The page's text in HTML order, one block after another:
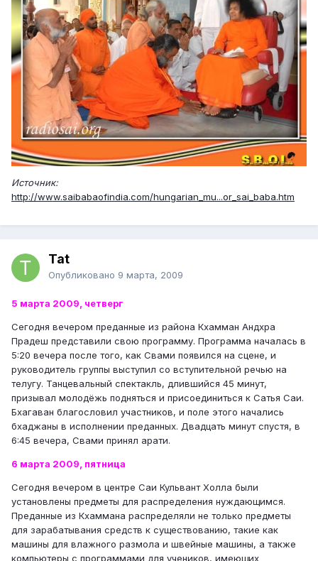
Источник:
http://www.saibabaofindia.com/hungarian_mu...or_sai_baba.htm
Tat
Опубликовано 9 марта, 2009
5 марта 2009, четверг
Сегодня вечером преданные из района Кхамман Андхра
Прадеш представили свою программу. Программа началась в
5:20 вечера после того, как Свами появился на сцене, и
руководитель группы выступил со вступительной речью на
телугу. Танцевальный спектакль, длившийся 45 минут,
призывал молодёжь подняться и присоединиться к Сатья Саи.
Бхагаван благословил участников, и поле этого начались
бхаджаны в исполнении преданных. Двадцать минут спустя, в
6:45 вечера, Свами принял арати.
6 марта 2009, пятница
Сегодня вечером в центре Саи Кульвант Холла были
установлены предметы для распределения нуждающимся.
Преданные из Кхаммана распределяли не только предметы
для зарабатывания средств к существованию, такие как
машины для влажного размола и швейные машины, а также
компьютеры с программами для учеников, имеющих